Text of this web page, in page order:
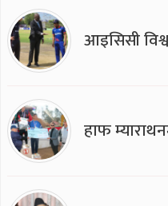
आइसिसी
हाफ